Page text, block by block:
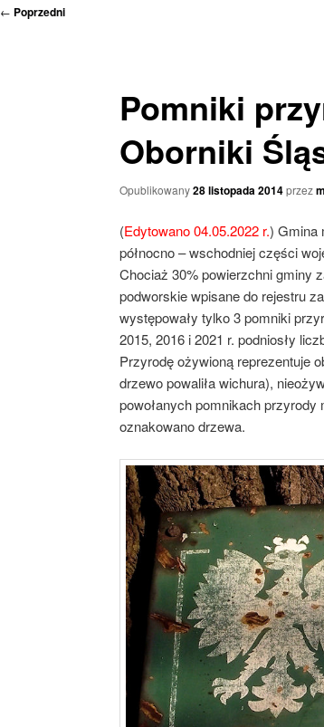
Nawigacja
← Poprzedni
Pomniki
Oborniki
Opublikowany28 listopada 2014przez
(Edytowano 04.05.2022 r.) Gmina
północno – wschodniej części
Chociaż 30% powierzchni gminy
podworskie wpisane do rejestru
występowały tylko 3 pomniki
2015, 2016 i 2021 r. podniosły
Przyrodę ożywioną reprezentuje
drzewo powaliła wichura),
powołanych pomnikach
oznakowano drzewa.